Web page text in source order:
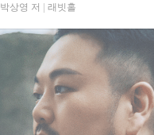
박상영 저 래빗홀